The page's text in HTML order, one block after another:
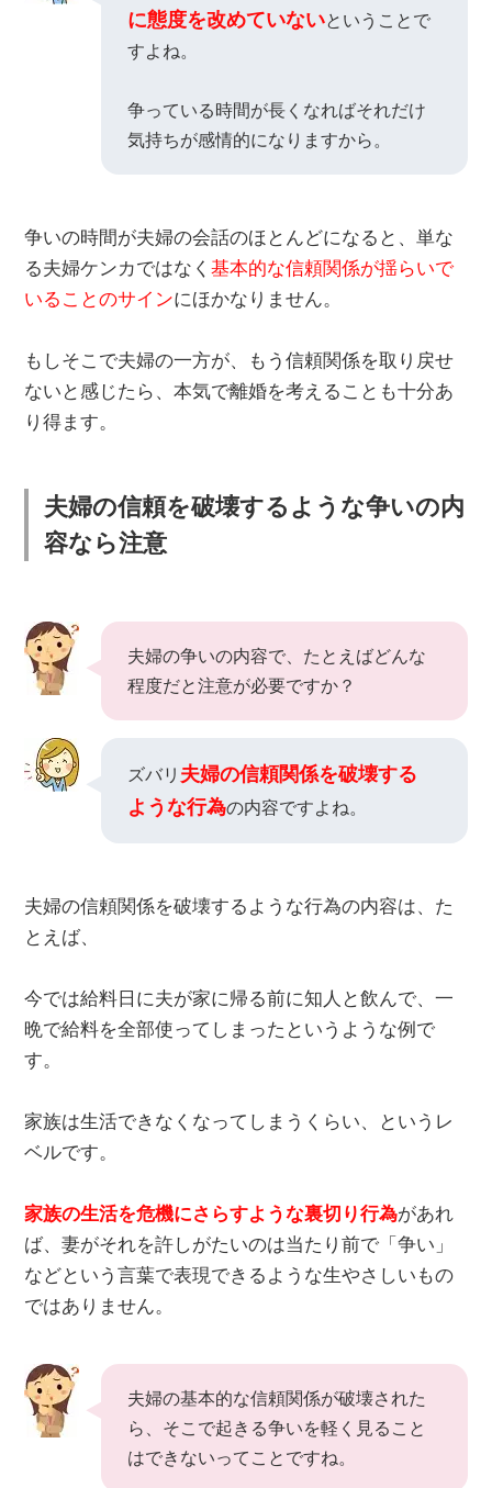
に態度を改めていないということで
すよね。
争っている時間が長くなればそれだけ
気持ちが感情的になりますから。
争いの時間が夫婦の会話のほとんどになると、単な
る夫婦ケンカではなく基本的な信頼関係が揺らいで
いることのサインにほかなりません。
もしそこで夫婦の一方が、もう信頼関係を取り戻せ
ないと感じたら、本気で離婚を考えることも十分あ
り得ます。
夫婦の信頼を破壊するような争いの内
容なら注意
夫婦の争いの内容で、たとえばどんな
程度だと注意が必要ですか？
ズバリ 夫婦の信頼関係を破壊する
ような行為の内容ですよね。
夫婦の信頼関係を破壊するような行為の内容は、た
とえば、
今では給料日に夫が家に帰る前に知人と飲んで、一
晩で給料を全部使ってしまったというような例で
す。
家族は生活できなくなってしまうくらい、というレ
ベルです。
家族の生活を危機にさらすような裏切り行為があれ
ば、妻がそれを許しがたいのは当たり前で「争い」
などという言葉で表現できるような生やさしいもの
ではありません。
夫婦の基本的な信頼関係が破壊された
ら、そこで起きる争いを軽く見ること
はできないってことですね。